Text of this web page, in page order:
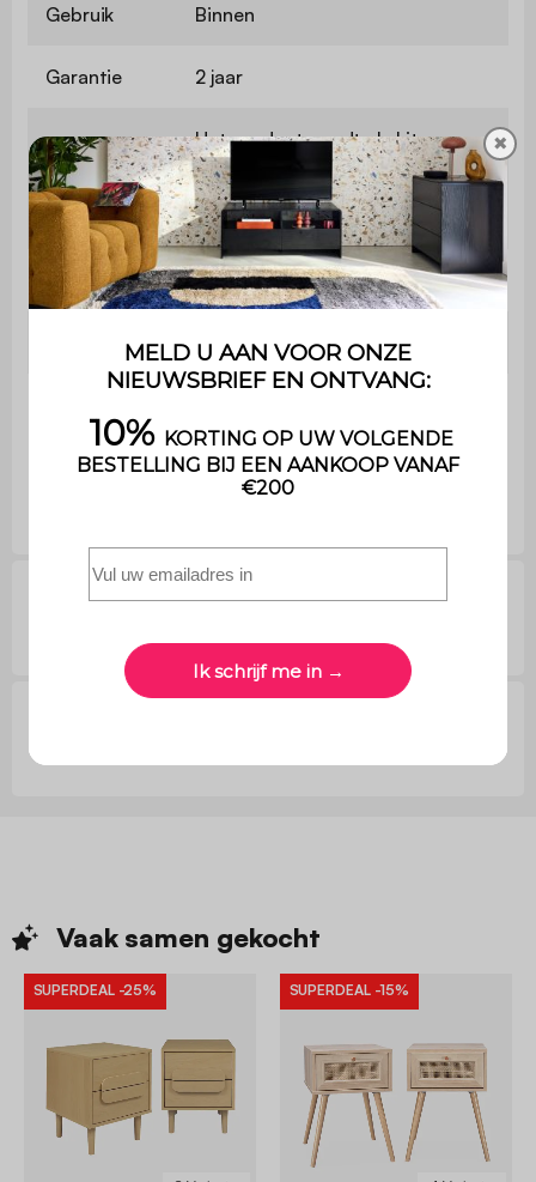
Gebruik Binnen
Garantie 2 jaar
Montage
Het product wordt als kit
geleverd en moet zelf worden
gemonteerd. Een handleiding is
inbegrepen.
Met lade Nee
Afmetingen 40x39x70cm
ondersteund
gewicht
50kg
Vaak samen gekocht
SUPERDEAL -25% SUPERDEAL -15%
✖